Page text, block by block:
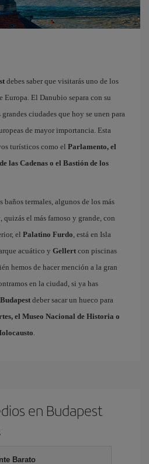
debes saber que visitarás uno de los
Europa. El Danubio separa con su
ciudades que hoy se unen para
de mayor importancia. Esta
turísticos como el Parlamento, el
las Cadenas o el Bastión de los
baños termales, algunos de los más
, quizás el más famoso y grande, con
el Palatino Furdo, está en Isla
acuático y Gellert con piscinas
hemos de hacer mención a la gran
en la ciudad, si ya has
deber sacar un hueco para
el Museo Nacional de Historia o
.
en Budapest
Barato